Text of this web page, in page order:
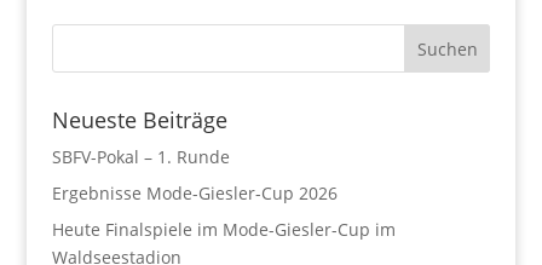
Neueste Beiträge
SBFV-Pokal – 1. Runde
Ergebnisse Mode-Giesler-Cup 2026
Heute Finalspiele im Mode-Giesler-Cup im
Waldseestadion